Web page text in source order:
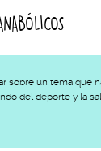
sobre un tema que
del deporte y la